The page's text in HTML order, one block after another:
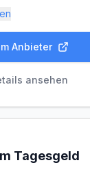
bis
Anbieter
ansehen
Tagesgeld